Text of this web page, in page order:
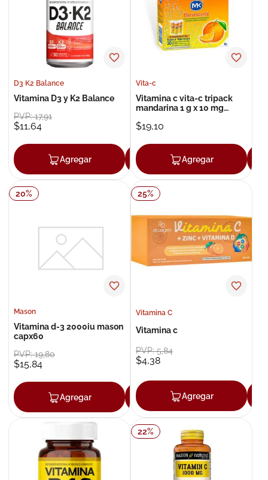
D3 K2 Balance
Vitamina D3 y K2 Balance
PVP:17,91
$11,64
Agregar Agregar
Vita-c
Vitamina c vita-c tripack
mandarina 1 g x 10 mg
$19,10
Agregar
20%
Mason
Vitamina d-3 2000iu mason
capx60
PVP:19,80
$15,84
Agregar Agregar
25%
Vitamina C
Vitamina c
PVP:5,84
$4,38
Agregar
22%
roche posay
megacistin
pañales